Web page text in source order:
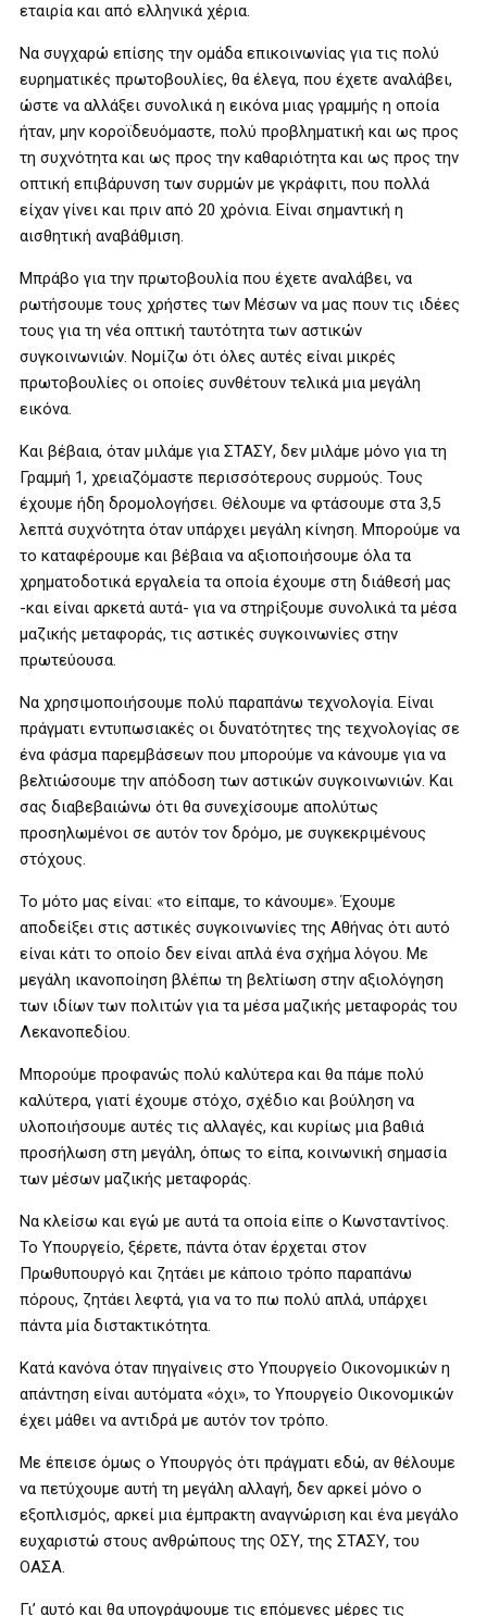
εταιρία και από ελληνικά χέρια.
Να συγχαρώ επίσης την ομάδα επικοινωνίας για τις πολύ
ευρηματικές πρωτοβουλίες, θα έλεγα, που έχετε αναλάβει,
ώστε να αλλάξει συνολικά η εικόνα μιας γραμμής η οποία
ήταν, μην κοροϊδευόμαστε, πολύ προβληματική και ως προς
τη συχνότητα και ως προς την καθαριότητα και ως προς την
οπτική επιβάρυνση των συρμών με γκράφιτι, που πολλά
είχαν γίνει και πριν από 20 χρόνια. Είναι σημαντική η
αισθητική αναβάθμιση.
Μπράβο για την πρωτοβουλία που έχετε αναλάβει, να
ρωτήσουμε τους χρήστες των Μέσων να μας πουν τις ιδέες
τους για τη νέα οπτική ταυτότητα των αστικών
συγκοινωνιών. Νομίζω ότι όλες αυτές είναι μικρές
πρωτοβουλίες οι οποίες συνθέτουν τελικά μια μεγάλη
εικόνα.
Και βέβαια, όταν μιλάμε για ΣΤΑΣΥ, δεν μιλάμε μόνο για τη
Γραμμή 1, χρειαζόμαστε περισσότερους συρμούς. Τους
έχουμε ήδη δρομολογήσει. Θέλουμε να φτάσουμε στα 3,5
λεπτά συχνότητα όταν υπάρχει μεγάλη κίνηση. Μπορούμε να
το καταφέρουμε και βέβαια να αξιοποιήσουμε όλα τα
χρηματοδοτικά εργαλεία τα οποία έχουμε στη διάθεσή μας
-και είναι αρκετά αυτά- για να στηρίξουμε συνολικά τα μέσα
μαζικής μεταφοράς, τις αστικές συγκοινωνίες στην
πρωτεύουσα.
Να χρησιμοποιήσουμε πολύ παραπάνω τεχνολογία. Είναι
πράγματι εντυπωσιακές οι δυνατότητες της τεχνολογίας σε
ένα φάσμα παρεμβάσεων που μπορούμε να κάνουμε για να
βελτιώσουμε την απόδοση των αστικών συγκοινωνιών. Και
σας διαβεβαιώνω ότι θα συνεχίσουμε απολύτως
προσηλωμένοι σε αυτόν τον δρόμο, με συγκεκριμένους
στόχους.
Το μότο μας είναι: «το είπαμε, το κάνουμε». Έχουμε
αποδείξει στις αστικές συγκοινωνίες της Αθήνας ότι αυτό
είναι κάτι το οποίο δεν είναι απλά ένα σχήμα λόγου. Με
μεγάλη ικανοποίηση βλέπω τη βελτίωση στην αξιολόγηση
των ιδίων των πολιτών για τα μέσα μαζικής μεταφοράς του
Λεκανοπεδίου.
Μπορούμε προφανώς πολύ καλύτερα και θα πάμε πολύ
καλύτερα, γιατί έχουμε στόχο, σχέδιο και βούληση να
υλοποιήσουμε αυτές τις αλλαγές, και κυρίως μια βαθιά
προσήλωση στη μεγάλη, όπως το είπα, κοινωνική σημασία
των μέσων μαζικής μεταφοράς.
Να κλείσω και εγώ με αυτά τα οποία είπε ο Κωνσταντίνος.
Το Υπουργείο, ξέρετε, πάντα όταν έρχεται στον
Πρωθυπουργό και ζητάει με κάποιο τρόπο παραπάνω
πόρους, ζητάει λεφτά, για να το πω πολύ απλά, υπάρχει
πάντα μία διστακτικότητα.
Κατά κανόνα όταν πηγαίνεις στο Υπουργείο Οικονομικών η
απάντηση είναι αυτόματα «όχι», το Υπουργείο Οικονομικών
έχει μάθει να αντιδρά με αυτόν τον τρόπο.
Με έπεισε όμως ο Υπουργός ότι πράγματι εδώ, αν θέλουμε
να πετύχουμε αυτή τη μεγάλη αλλαγή, δεν αρκεί μόνο ο
εξοπλισμός, αρκεί μια έμπρακτη αναγνώριση και ένα μεγάλο
ευχαριστώ στους ανθρώπους της ΟΣΥ, της ΣΤΑΣΥ, του
ΟΑΣΑ.
Γι’ αυτό και θα υπογράψουμε τις επόμενες μέρες τις